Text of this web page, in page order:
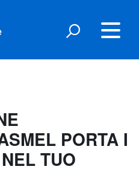
PORTA I
TUO